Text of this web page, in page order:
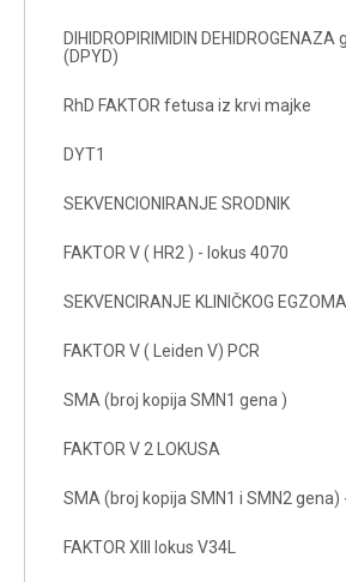
DIHIDROPIRIMIDIN
(DPYD)
RhD FAKTOR fetusa iz krvi majke
DYT1
SEKVENCIONIRANJE SRODNIK
FAKTOR V ( HR2 ) - lokus 4070
SEKVENCIRANJE KLINIČKOG EGZOMA
FAKTOR V ( Leiden V) PCR
SMA (broj kopija SMN1 gena )
FAKTOR V 2 LOKUSA
SMA (broj kopija SMN1 i SMN2 gena)
FAKTOR XIII lokus V34L